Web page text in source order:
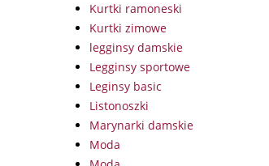
Kurtki ramoneski
Kurtki zimowe
legginsy damskie
Legginsy sportowe
Leginsy basic
Listonoszki
Marynarki damskie
Moda